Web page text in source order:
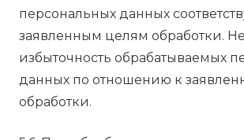
персональных данных
заявленным целям обработки.
избыточность обрабатываемых
данных по отношению к
обработки.